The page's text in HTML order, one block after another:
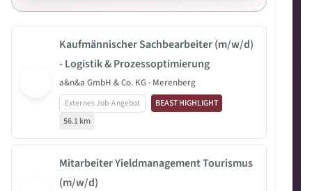
Kaufmännischer Sachbearbeiter (m/w/d)
- Logistik & Prozessoptimierung
a&n&a GmbH & Co. KG · Merenberg
Externes Job-Angebot
BEAST HIGHLIGHT
56.1 km
Mitarbeiter Yieldmanagement Tourismus
(m/w/d)